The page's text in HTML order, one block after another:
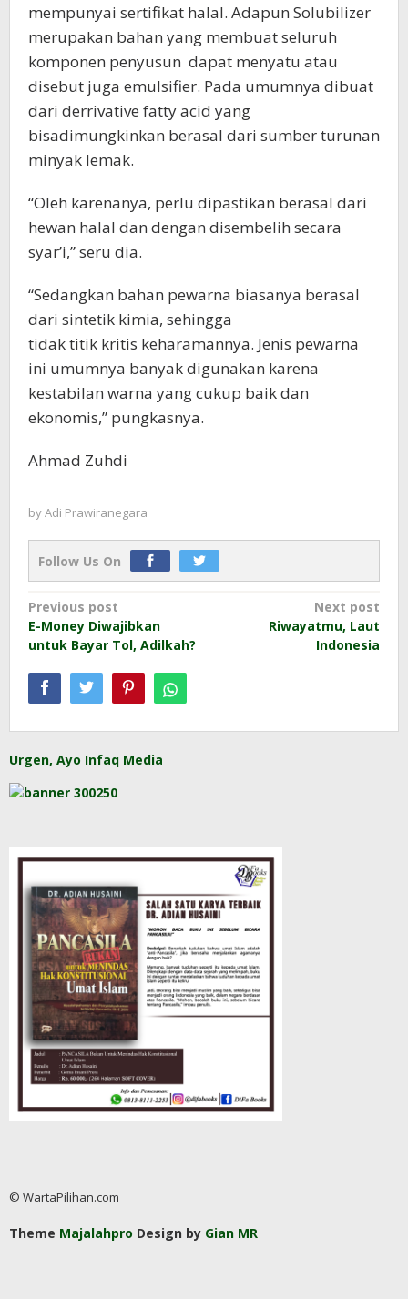
mempunyai sertifikat halal. Adapun Solubilizer
merupakan bahan yang membuat seluruh
komponen penyusun dapat menyatu atau
disebut juga emulsifier. Pada umumnya dibuat
dari derrivative fatty acid yang
bisadimungkinkan berasal dari sumber turunan
minyak lemak.
“Oleh karenanya, perlu dipastikan berasal dari
hewan halal dan dengan disembelih secara
syar’i,” seru dia.
“Sedangkan bahan pewarna biasanya berasal
dari sintetik kimia, sehingga
tidak titik kritis keharamannya. Jenis pewarna
ini umumnya banyak digunakan karena
kestabilan warna yang cukup baik dan
ekonomis,” pungkasnya.
Ahmad Zuhdi
byAdi Prawiranegara
Follow Us On
Post
navigation
Previous post
E-Money Diwajibkan
untuk Bayar Tol, Adilkah?
Next post
Riwayatmu, Laut
Indonesia
Urgen, Ayo Infaq Media
© WartaPilihan.com
Theme Majalahpro Design by Gian MR